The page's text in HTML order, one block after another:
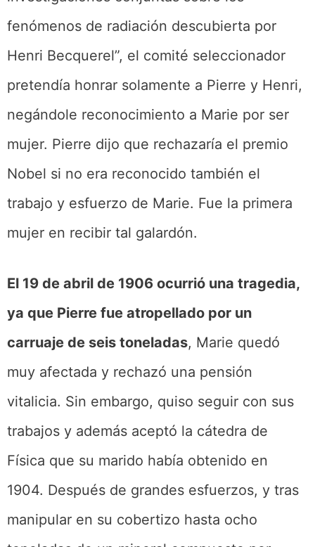
fenómenos de radiación descubierta por
Henri Becquerel”, el comité seleccionador
pretendía honrar solamente a Pierre y Henri,
negándole reconocimiento a Marie por ser
mujer. Pierre dijo que rechazaría el premio
Nobel si no era reconocido también el
trabajo y esfuerzo de Marie. Fue la primera
mujer en recibir tal galardón.
El 19 de abril de 1906 ocurrió una tragedia,
ya que Pierre fue atropellado por un
carruaje de seis toneladas, Marie quedó
muy afectada y rechazó una pensión
vitalicia. Sin embargo, quiso seguir con sus
trabajos y además aceptó la cátedra de
Física que su marido había obtenido en
1904. Después de grandes esfuerzos, y tras
manipular en su cobertizo hasta ocho